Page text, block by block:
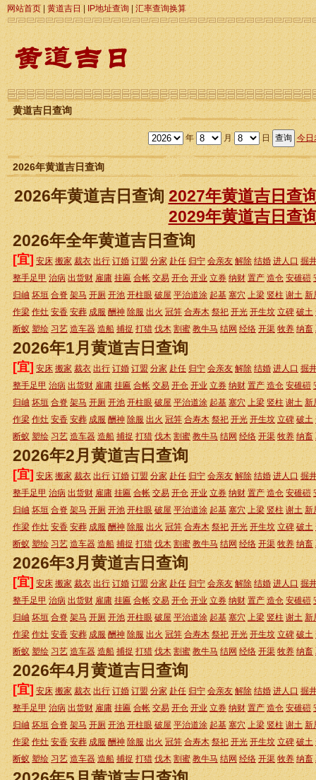
网站首页|黄道吉日| IP地址查询 |汇率查询换算
黄道吉日查询
年 月 日 今日
2026年黄道吉日查询
2026年黄道吉日查询 2027年黄道吉日查
2029年黄道吉日查
2026年全年黄道吉日查询
[宜] 安床 搬家 裁衣 出行 订婚 订盟 分家 赴任 归宁 会亲友 解除 结婚 进人口 掘
整手足甲 治病 出货财 雇庸 挂匾 合帐 交易 开仓 开业 立券 纳财 置产 造仓 安碓磑
归岫 坏垣 合脊 架马 开厕 开池 开柱眼 破屋 平治道涂 起基 塞穴 上梁 竖柱 谢土 新
作梁 作灶 安香 安葬 成服 酬神 除服 出火 冠笄 合寿木 祭祀 开光 开生坟 立碑 破土
断蚁 塑绘 习艺 造车器 造船 捕捉 打猎 伐木 割蜜 教牛马 结网 经络 开渠 牧养 纳畜
2026年1月黄道吉日查询
[宜] 安床 搬家 裁衣 出行 订婚 订盟 分家 赴任 归宁 会亲友 解除 结婚 进人口 掘
整手足甲 治病 出货财 雇庸 挂匾 合帐 交易 开仓 开业 立券 纳财 置产 造仓 安碓磑
归岫 坏垣 合脊 架马 开厕 开池 开柱眼 破屋 平治道涂 起基 塞穴 上梁 竖柱 谢土 新
作梁 作灶 安香 安葬 成服 酬神 除服 出火 冠笄 合寿木 祭祀 开光 开生坟 立碑 破土
断蚁 塑绘 习艺 造车器 造船 捕捉 打猎 伐木 割蜜 教牛马 结网 经络 开渠 牧养 纳畜
2026年2月黄道吉日查询
[宜] 安床 搬家 裁衣 出行 订婚 订盟 分家 赴任 归宁 会亲友 解除 结婚 进人口 掘
整手足甲 治病 出货财 雇庸 挂匾 合帐 交易 开仓 开业 立券 纳财 置产 造仓 安碓磑
归岫 坏垣 合脊 架马 开厕 开池 开柱眼 破屋 平治道涂 起基 塞穴 上梁 竖柱 谢土 新
作梁 作灶 安香 安葬 成服 酬神 除服 出火 冠笄 合寿木 祭祀 开光 开生坟 立碑 破土
断蚁 塑绘 习艺 造车器 造船 捕捉 打猎 伐木 割蜜 教牛马 结网 经络 开渠 牧养 纳畜
2026年3月黄道吉日查询
[宜] 安床 搬家 裁衣 出行 订婚 订盟 分家 赴任 归宁 会亲友 解除 结婚 进人口 掘
整手足甲 治病 出货财 雇庸 挂匾 合帐 交易 开仓 开业 立券 纳财 置产 造仓 安碓磑
归岫 坏垣 合脊 架马 开厕 开池 开柱眼 破屋 平治道涂 起基 塞穴 上梁 竖柱 谢土 新
作梁 作灶 安香 安葬 成服 酬神 除服 出火 冠笄 合寿木 祭祀 开光 开生坟 立碑 破土
断蚁 塑绘 习艺 造车器 造船 捕捉 打猎 伐木 割蜜 教牛马 结网 经络 开渠 牧养 纳畜
2026年4月黄道吉日查询
[宜] 安床 搬家 裁衣 出行 订婚 订盟 分家 赴任 归宁 会亲友 解除 结婚 进人口 掘
整手足甲 治病 出货财 雇庸 挂匾 合帐 交易 开仓 开业 立券 纳财 置产 造仓 安碓磑
归岫 坏垣 合脊 架马 开厕 开池 开柱眼 破屋 平治道涂 起基 塞穴 上梁 竖柱 谢土 新
作梁 作灶 安香 安葬 成服 酬神 除服 出火 冠笄 合寿木 祭祀 开光 开生坟 立碑 破土
断蚁 塑绘 习艺 造车器 造船 捕捉 打猎 伐木 割蜜 教牛马 结网 经络 开渠 牧养 纳畜